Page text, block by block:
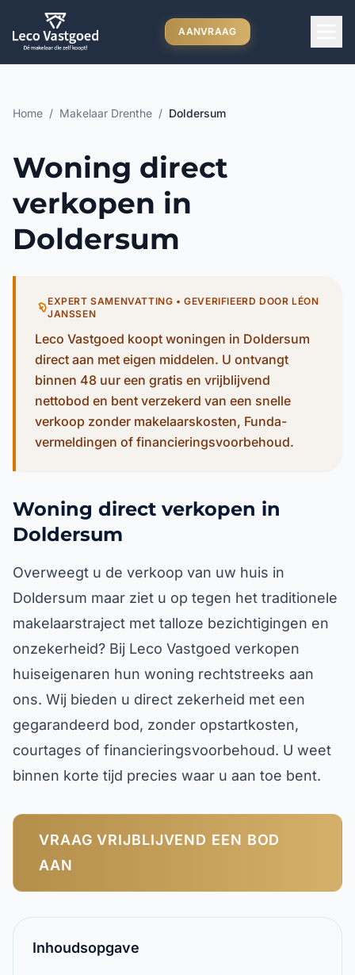
Ga direct naar inhoud
AANVRAAG
Home / Makelaar Drenthe / Doldersum
Woning direct
verkopen in
Doldersum
EXPERT SAMENVATTING • GEVERIFIEERD DOOR LÉON
JANSSEN
Leco Vastgoed koopt woningen in Doldersum
direct aan met eigen middelen. U ontvangt
binnen 48 uur een gratis en vrijblijvend
nettobod en bent verzekerd van een snelle
verkoop zonder makelaarskosten, Funda-
vermeldingen of financieringsvoorbehoud.
Woning direct verkopen in
Doldersum
Overweegt u de verkoop van uw huis in
Doldersum maar ziet u op tegen het traditionele
makelaarstraject met talloze bezichtigingen en
onzekerheid? Bij Leco Vastgoed verkopen
huiseigenaren hun woning rechtstreeks aan
ons. Wij bieden u direct zekerheid met een
gegarandeerd bod, zonder opstartkosten,
courtages of financieringsvoorbehoud. U weet
binnen korte tijd precies waar u aan toe bent.
VRAAG VRIJBLIJVEND EEN BOD
AAN
Inhoudsopgave